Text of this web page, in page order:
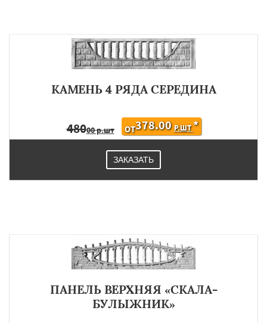
КАМЕНЬ 4 РЯДА СЕРЕДИНА
48000 р.шт ОТ378.00 Р.ШТ*
ЗАКАЗАТЬ
ПАНЕЛЬ ВЕРХНЯЯ «СКАЛА-
БУЛЫЖНИК»